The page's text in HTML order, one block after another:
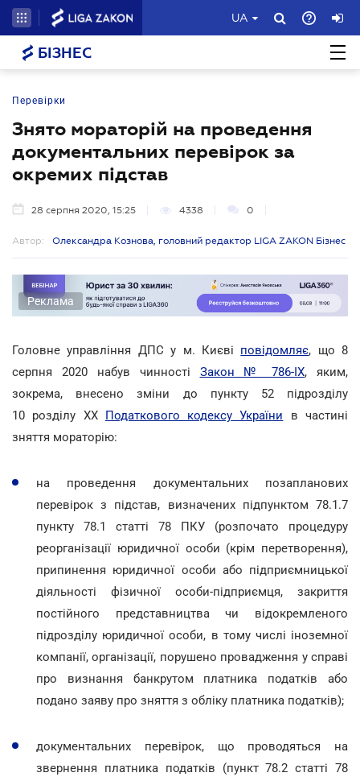
UA
БІЗНЕС
Перевірки
Знято мораторій на проведення
документальних перевірок за
окремих підстав
28 серпня 2020, 15:25 4338 0
Автор: Олександра Кознова, головний редактор LIGA ZAKON Бізнес
Реклама
Головне управління ДПС у м. Києві повідомляє, що 8
серпня 2020 набув чинності Закон № 786-IX, яким,
зокрема, внесено зміни до пункту 52 підрозділу
10 розділу ХХ Податкового кодексу України в частині
зняття мораторію:
на проведення документальних позапланових
перевірок з підстав, визначених підпунктом 78.1.7
пункту 78.1 статті 78 ПКУ (розпочато процедуру
реорганізації юридичної особи (крім перетворення),
припинення юридичної особи або підприємницької
діяльності фізичної особи-підприємця, закриття
постійного представництва чи відокремленого
підрозділу юридичної особи, в тому числі іноземної
компанії, організації, порушено провадження у справі
про визнання банкрутом платника податків або
подано заяву про зняття з обліку платника податків);
документальних перевірок, що проводяться на
звернення платника податків (пункт 78.2 статті 78